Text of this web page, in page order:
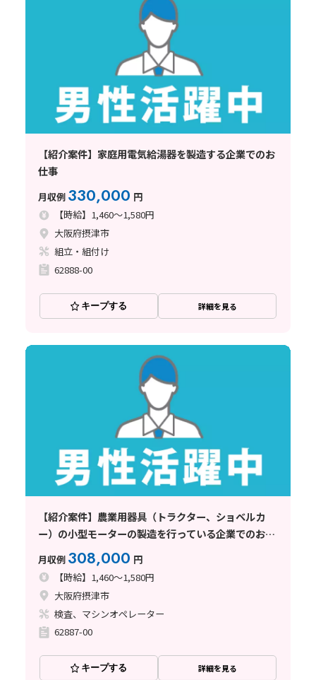
【紹介案件】家庭用電気給湯器を製造する企業でのお
仕事
月収例 330,000 円
【時給】1,460～1,580円
大阪府摂津市
組立・組付け
62888-00
キープする 詳細を見る
【紹介案件】農業用器具（トラクター、ショベルカ
ー）の小型モーターの製造を行っている企業でのお仕
月収例 308,000 円
【時給】1,460～1,580円
大阪府摂津市
検査、マシンオペレーター
62887-00
キープする 詳細を見る